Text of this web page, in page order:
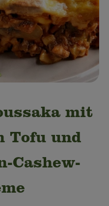
mit
Tofu und
Cashew-